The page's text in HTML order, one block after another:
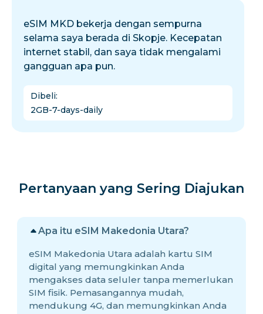
eSIM MKD bekerja dengan sempurna
selama saya berada di Skopje. Kecepatan
internet stabil, dan saya tidak mengalami
gangguan apa pun.
Dibeli:
2GB-7-days-daily
Pertanyaan yang Sering Diajukan
Apa itu eSIM Makedonia Utara?
eSIM Makedonia Utara adalah kartu SIM
digital yang memungkinkan Anda
mengakses data seluler tanpa memerlukan
SIM fisik. Pemasangannya mudah,
mendukung 4G, dan memungkinkan Anda